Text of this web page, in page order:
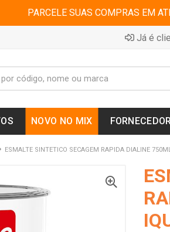
PARCELE SUAS COMPRAS EM
Já é
NOVO NO MIX
ESMALTE SINTETICO SECAGEM RAPIDA DIALINE